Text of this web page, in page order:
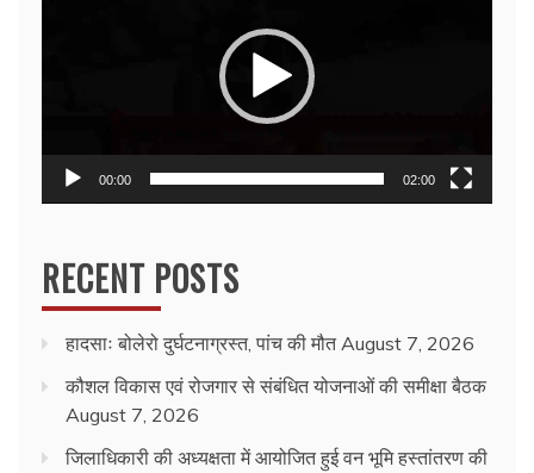
00:00 02:00
RECENT POSTS
हादसाः बोलेरो दुर्घटनाग्रस्त, पांच की मौत August 7, 2026
कौशल विकास एवं रोजगार से संबंधित योजनाओं की समीक्षा बैठक
August 7, 2026
जिलाधिकारी की अध्यक्षता में आयोजित हुई वन भूमि हस्तांतरण की